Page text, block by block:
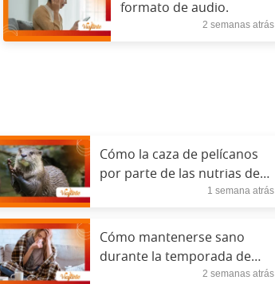
formato de audio.
2 semanas atrás
Cómo la caza de pelícanos
por parte de las nutrias de
río cambió la investigación
1 semana atrás
Cómo mantenerse sano
durante la temporada de
resfriados y gripe2 semanas atrás